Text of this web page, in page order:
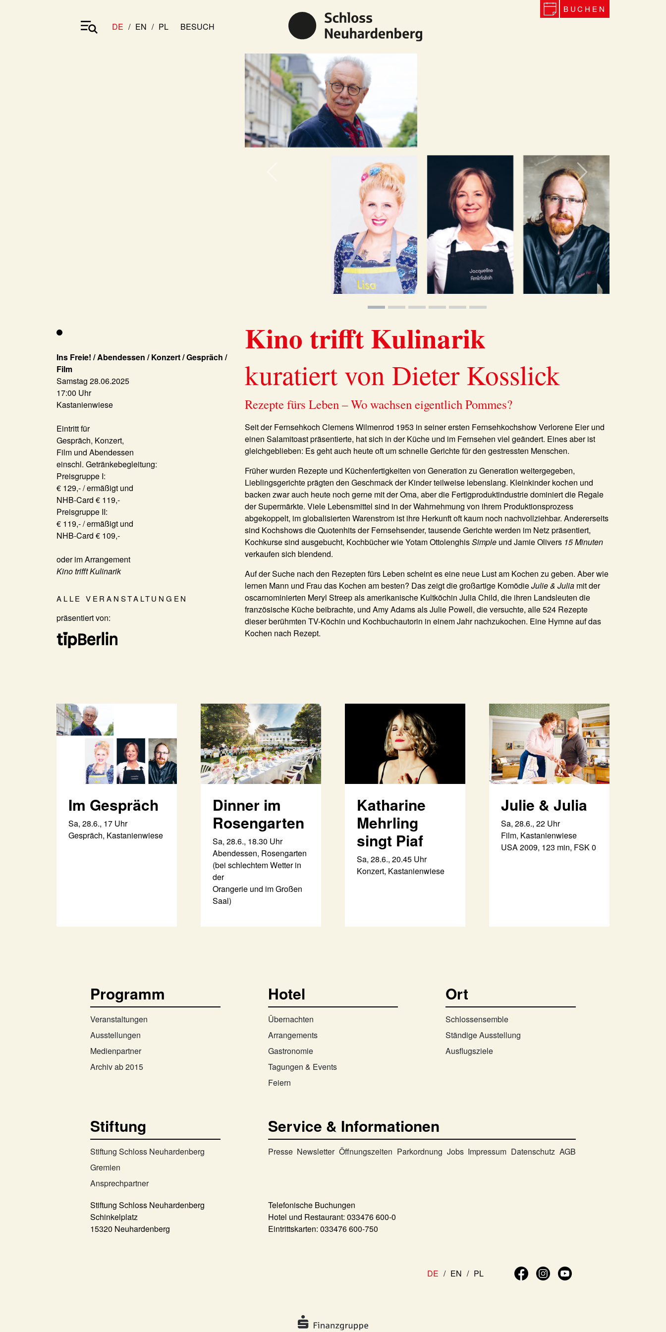
DE EN PL BESUCH
BUCHEN
Next
Ins Freie! / Abendessen / Konzert / Gespräch /
Film
Samstag 28.06.2025
17:00 Uhr
Kastanienwiese
Eintritt für
Gespräch, Konzert,
Film und Abendessen
einschl. Getränkebegleitung:
Preisgruppe I:
€ 129,- / ermäßigt und
NHB-Card € 119,-
Preisgruppe II:
€ 119,- / ermäßigt und
NHB-Card € 109,-
oder im Arrangement
Kino trifft Kulinarik
ALLE VERANSTALTUNGEN
präsentiert von:
Kino trifft Kulinarik
kuratiert von Dieter Kosslick
Rezepte fürs Leben – Wo wachsen eigentlich Pommes?
Seit der Fernsehkoch Clemens Wilmenrod 1953 in seiner ersten Fernsehkochshow Verlorene Eier und
einen Salamitoast präsentierte, hat sich in der Küche und im Fernsehen viel geändert. Eines aber ist
gleichgeblieben: Es geht auch heute oft um schnelle Gerichte für den gestressten Menschen.
Früher wurden Rezepte und Küchenfertigkeiten von Generation zu Generation weitergegeben,
Lieblingsgerichte prägten den Geschmack der Kinder teilweise lebenslang. Kleinkinder kochen und
backen zwar auch heute noch gerne mit der Oma, aber die Fertigproduktindustrie dominiert die Regale
der Supermärkte. Viele Lebensmittel sind in der Wahrnehmung von ihrem Produktionsprozess
abgekoppelt, im globalisierten Warenstrom ist ihre Herkunft oft kaum noch nachvollziehbar. Andererseits
sind Kochshows die Quotenhits der Fernsehsender, tausende Gerichte werden im Netz präsentiert,
Kochkurse sind ausgebucht, Kochbücher wie Yotam OttolenghisSimple und Jamie Olivers 15 Minuten
verkaufen sich blendend.
Auf der Suche nach den Rezepten fürs Leben scheint es eine neue Lust am Kochen zu geben. Aber wie
lernen Mann und Frau das Kochen am besten? Das zeigt die großartige KomödieJulie & Julia mit der
oscarnominierten Meryl Streep als amerikanische Kultköchin Julia Child, die ihren Landsleuten die
französische Küche beibrachte, und Amy Adams als Julie Powell, die versuchte, alle 524 Rezepte
dieser berühmten TV-Köchin und Kochbuchautorin in einem Jahr nachzukochen. Eine Hymne auf das
Kochen nach Rezept.
Im Gespräch
Sa, 28.6., 17 Uhr
Gespräch, Kastanienwiese
Dinner im
Rosengarten
Sa, 28.6., 18.30 Uhr
Abendessen, Rosengarten
(bei schlechtem Wetter in
der
Orangerie und im Großen
Saal)
Katharine
Mehrling
singt Piaf
Sa, 28.6., 20.45 Uhr
Konzert, Kastanienwiese
Julie & Julia
Sa, 28.6., 22 Uhr
Film, Kastanienwiese
USA 2009, 123 min, FSK 0
Programm
Veranstaltungen
Ausstellungen
Medienpartner
Archiv ab 2015
Hotel
Übernachten
Arrangements
Gastronomie
Tagungen & Events
Feiern
Ort
Schlossensemble
Ständige Ausstellung
Ausflugsziele
Stiftung
Stiftung Schloss Neuhardenberg
Gremien
Ansprechpartner
Service & Informationen
Presse Newsletter Öffnungszeiten Parkordnung Jobs Impressum Datenschutz AGB
Stiftung Schloss Neuhardenberg
Schinkelplatz
15320 Neuhardenberg
Telefonische Buchungen
Hotel und Restaurant: 033476 600-0
Eintrittskarten: 033476 600-750
DE EN PL